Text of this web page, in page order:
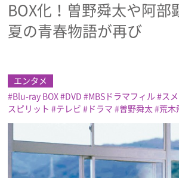
ビューティー
エンタメ
ライフスタイル
プレゼント
BOX化！曽野舜太や阿部
夏の青春物語が再び
エンタメ
Blu-ray BOX DVD MBSドラマフィル
ス
スピリット
テレビ ドラマ 曽野舜太 荒木